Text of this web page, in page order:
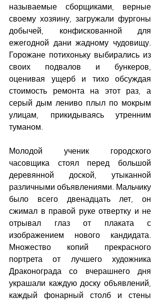
называемые сборщиками, верные
своему хозяину, загружали фургоны
добычей, конфискованной для
ежегодной дани жадному чудовищу.
Горожане потихоньку выбирались из
своих подвалов и бункеров,
оценивая ущерб и тихо обсуждая
стоимость ремонта на этот раз, а
серый дым лениво плыл по мокрым
улицам, прикидываясь утренним
туманом.
Молодой ученик городского
часовщика стоял перед большой
деревянной доской, утыканной
различными объявлениями. Мальчику
было всего двенадцать лет, он
сжимал в правой руке отвертку и не
отрывал глаз от плаката с
изображением нового кандидата.
Множество копий прекрасного
портрета от лучшего художника
Драконограда со вчерашнего дня
украшали каждую доску объявлений,
каждый фонарный столб и стены